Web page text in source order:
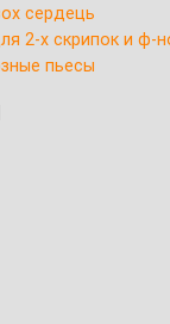
сердець
2-х скрипок и ф-
пьесы